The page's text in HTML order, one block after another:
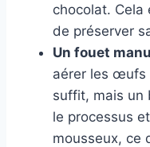
chocolat.
de préserver
Un fouet
aérer les œufs
suffit, mais un
le processus
mousseux, ce